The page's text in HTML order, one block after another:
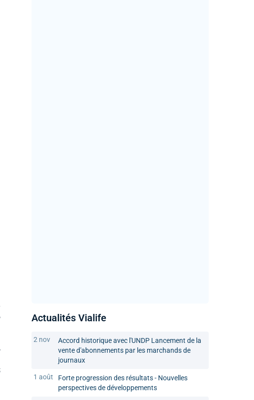
Actualités Vialife
2 nov
Accord historique avec l'UNDP Lancement de la
vente d'abonnements par les marchands de
journaux
1 août
Forte progression des résultats - Nouvelles
perspectives de développements